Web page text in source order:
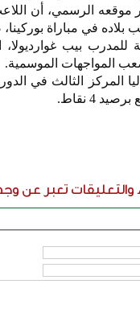
في مباراة بوركينا،
بيب
المواجهات الموسمية.
4 نقاط.
والتعليقات تعبر عن